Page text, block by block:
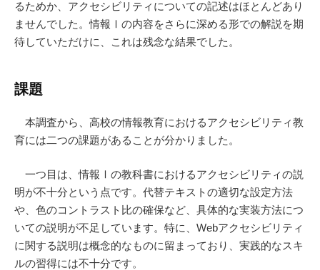
るためか、アクセシビリティについての記述はほとんどあり
ませんでした。情報Ⅰの内容をさらに深める形での解説を期
待していただけに、これは残念な結果でした。
課題
本調査から、高校の情報教育におけるアクセシビリティ教
育には二つの課題があることが分かりました。
一つ目は、情報Ⅰの教科書におけるアクセシビリティの説
明が不十分という点です。代替テキストの適切な設定方法
や、色のコントラスト比の確保など、具体的な実装方法につ
いての説明が不足しています。特に、Webアクセシビリティ
に関する説明は概念的なものに留まっており、実践的なスキ
ルの習得には不十分です。